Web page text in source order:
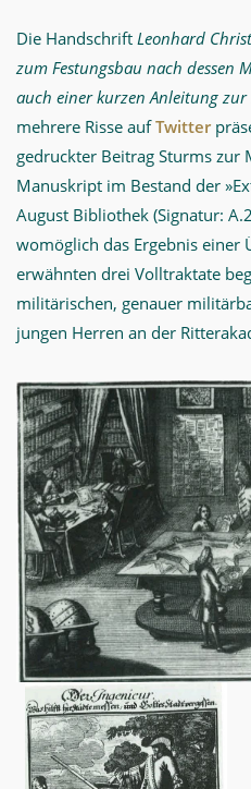
Die Handschrift Leonhard
zum Festungsbau nach dessen
auch einer kurzen Anleitung
mehrere Risse aufTwitter
gedruckter Beitrag Sturms zur
Manuskript im Bestand der
August Bibliothek (Signatur:
womöglich das Ergebnis einer
erwähnten drei Volltraktate
militärischen, genauer
jungen Herren an der